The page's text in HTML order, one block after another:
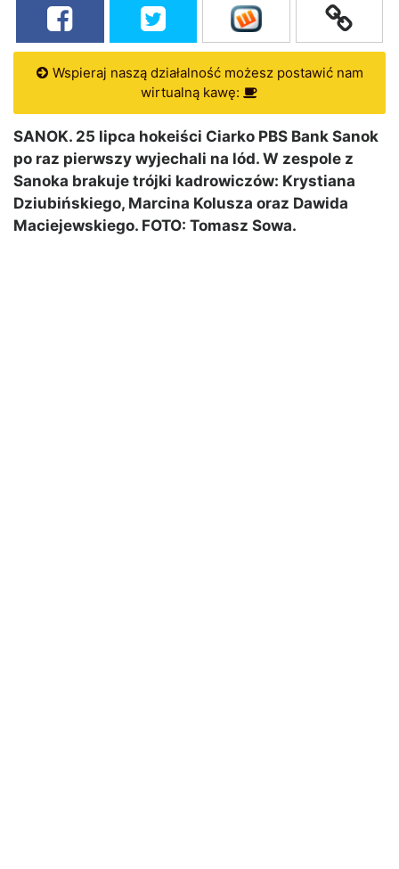
Wspieraj naszą działalność możesz postawić nam
wirtualną kawę:
SANOK. 25 lipca hokeiści Ciarko PBS Bank Sanok
po raz pierwszy wyjechali na lód. W zespole z
Sanoka brakuje trójki kadrowiczów: Krystiana
Dziubińskiego, Marcina Kolusza oraz Dawida
Maciejewskiego. FOTO: Tomasz Sowa.